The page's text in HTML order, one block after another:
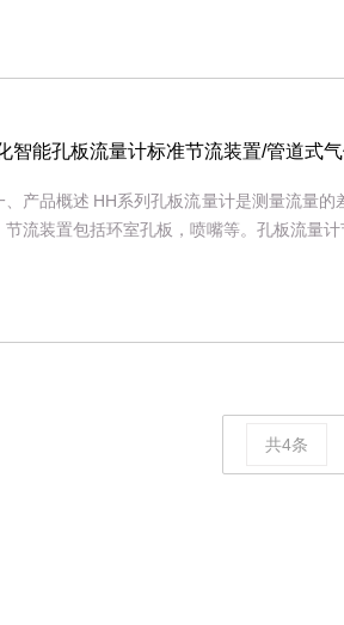
智能孔板流量计标准节流装置/管道式
、产品概述 HH系列孔板流量计是测量流量
节流装置包括环室孔板，喷嘴等。孔板流量计
共4条